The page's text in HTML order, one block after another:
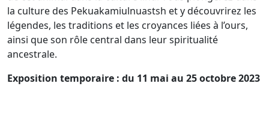
la culture des Pekuakamiulnuastsh et y découvrirez les
légendes, les traditions et les croyances liées à l’ours,
ainsi que son rôle central dans leur spiritualité
ancestrale.
Exposition temporaire : du 11 mai au 25 octobre 2023